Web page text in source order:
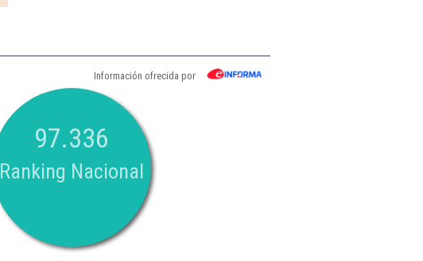
Información ofrecida por
97.336
Ranking Nacional